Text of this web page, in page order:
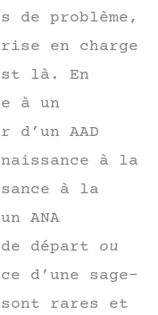
de problème,
en charge
là. En
à un
AAD
naissance à la
à la
ANA
départ ou
d’une sage-
sont rares et